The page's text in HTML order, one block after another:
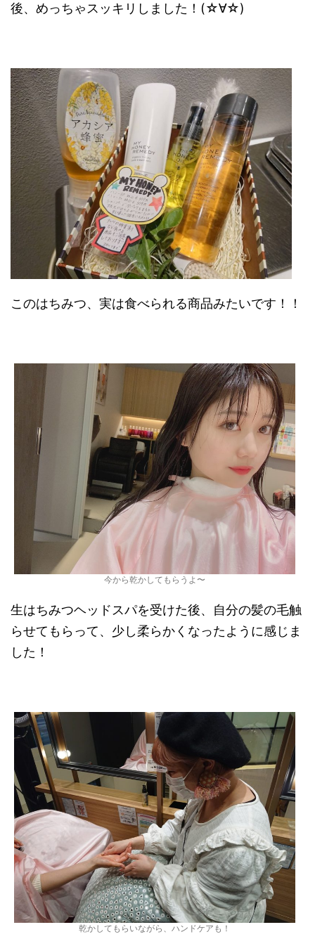
後、めっちゃスッキリしました！(☆∀☆)
このはちみつ、実は食べられる商品みたいです！！
今から乾かしてもらうよ〜
生はちみつヘッドスパを受けた後、自分の髪の毛触
らせてもらって、少し柔らかくなったように感じま
した！
乾かしてもらいながら、ハンドケアも！